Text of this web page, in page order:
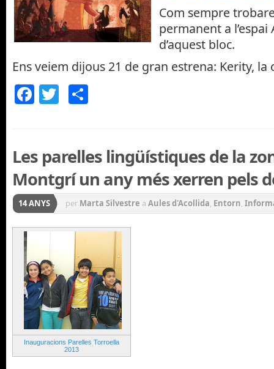
Com sempre
permanent a
d’aquest bloc.
Ens veiem dijous 21 de gran estrena: Kerity, la
Facebook
Twitter
Les parelles lingüístiques de la
Montgrí un any més xerren pels
14 ANYS per Marta Silvestre a Aules d'Acollida, Entorn,
Inauguracions Parelles Torroella
2013